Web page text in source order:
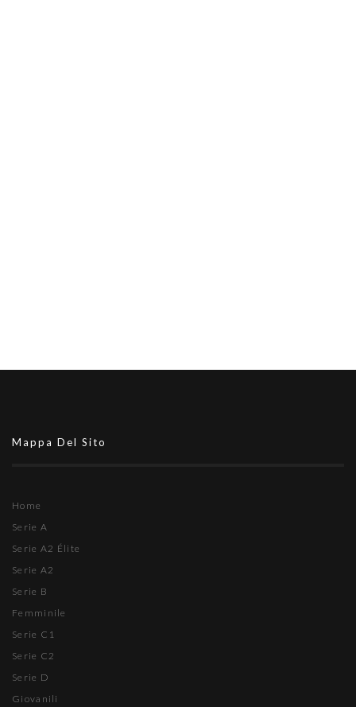
Mappa Del Sito
Home
Serie A
Serie A2 Élite
Serie A2
Serie B
Femminile
Serie C1
Serie C2
Serie D
Giovanili